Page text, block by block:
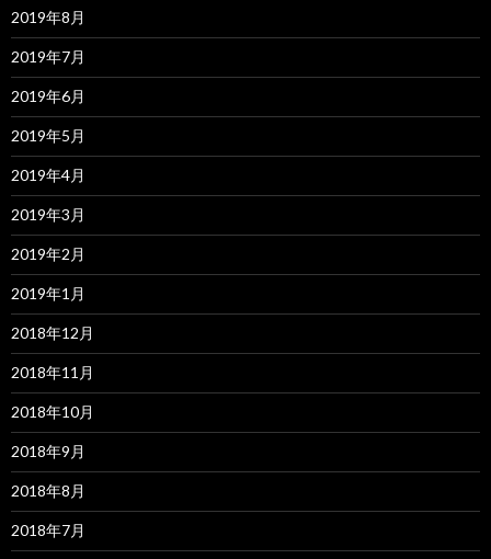
2019年8月
2019年7月
2019年6月
2019年5月
2019年4月
2019年3月
2019年2月
2019年1月
2018年12月
2018年11月
2018年10月
2018年9月
2018年8月
2018年7月